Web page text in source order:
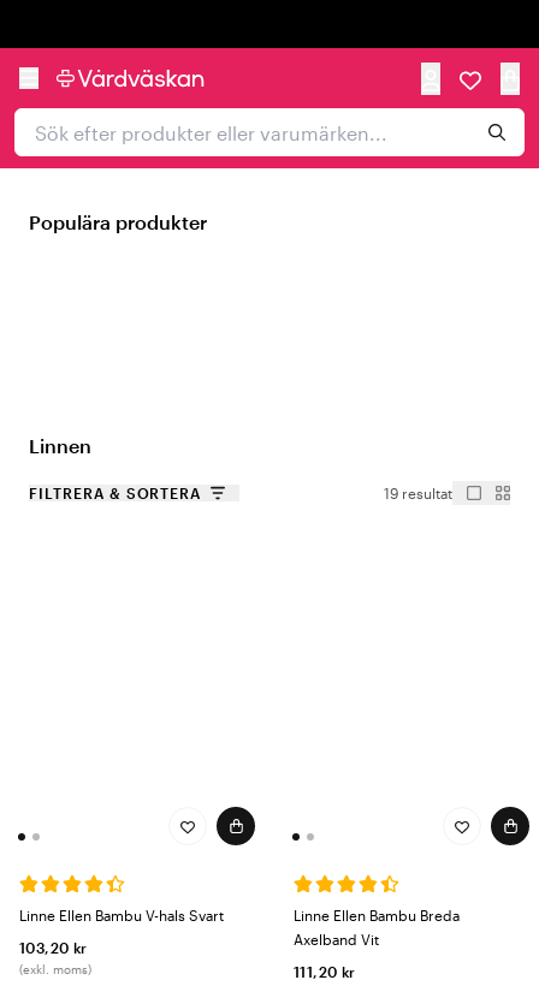
Populära produkter
Linnen
FILTRERA & SORTERA 19 resultat
Linne Ellen Bambu V-hals Svart
103,20 kr
(exkl. moms)
Linne Ellen Bambu Breda
Axelband Vit
111,20 kr